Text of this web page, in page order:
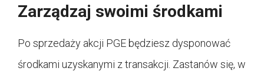
Zarządzaj swoimi środkami
Po sprzedaży akcji PGE będziesz dysponować
środkami uzyskanymi z transakcji. Zastanów się, w